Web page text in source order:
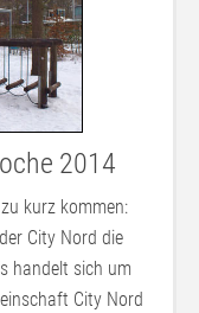
2014
kurz kommen:
City Nord die
handelt sich um
City Nord